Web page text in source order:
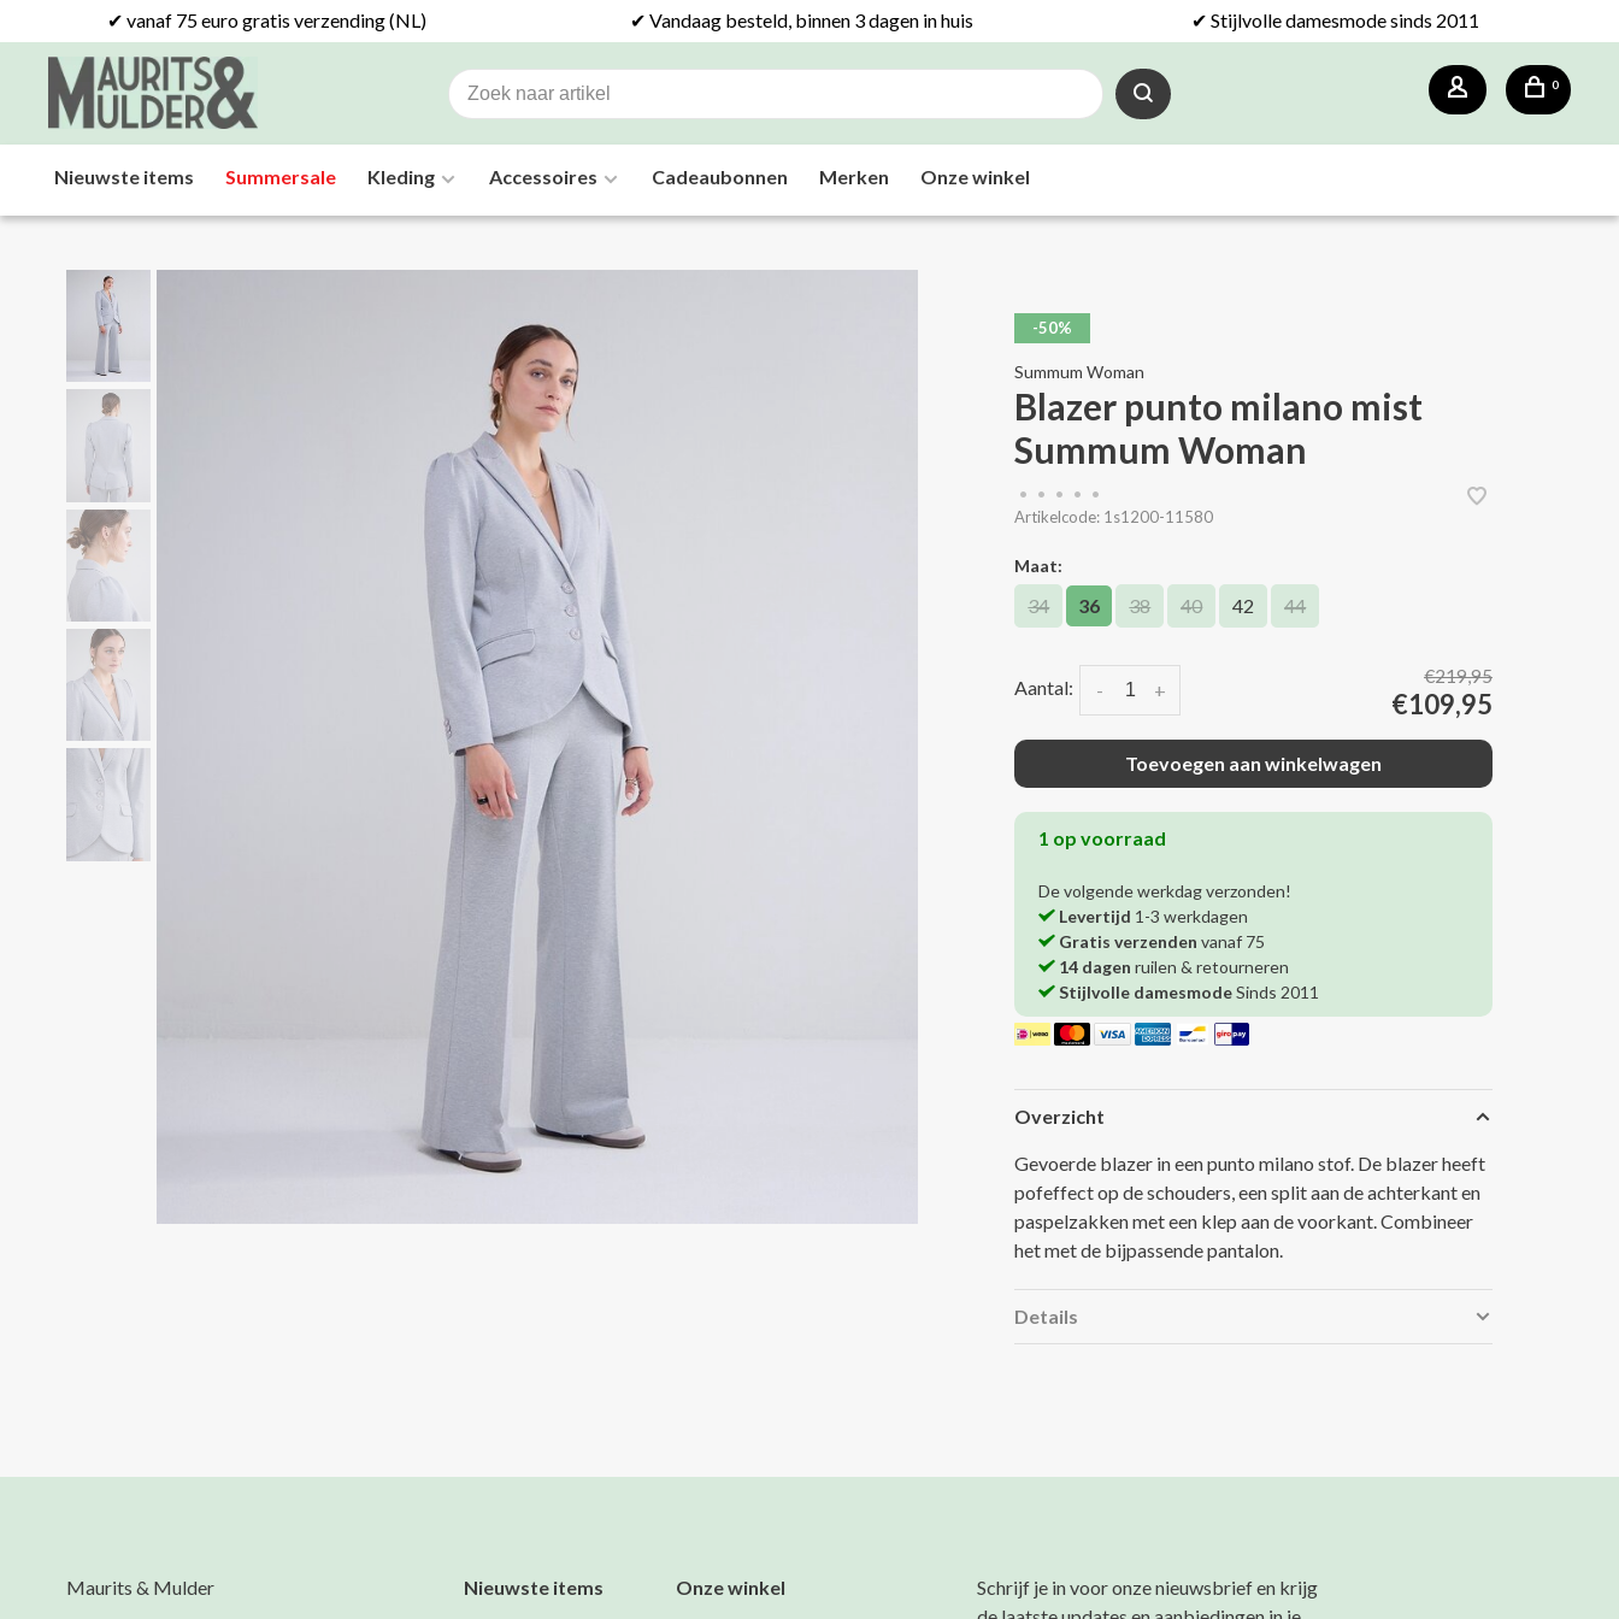
✔ vanaf 75 euro gratis verzending (NL) ✔ Vandaag besteld, binnen 3 dagen in huis ✔ Stijlvolle damesmode sinds 2011
0
Nieuwste items Summersale Kleding Accessoires Cadeaubonnen Merken Onze winkel
-50%
Summum Woman
Blazer punto milano mist
Summum Woman
• • • •
•
Artikelcode: 1s1200-11580
Maat:
34 36 38 40 42 44
Aantal: +
-
€219,95
€109,95
Toevoegen aan winkelwagen
1 op voorraad
De volgende werkdag verzonden!
Levertijd 1-3 werkdagen
Gratis verzenden vanaf 75
14 dagen ruilen & retourneren
Stijlvolle damesmodeSinds 2011
Overzicht
Gevoerde blazer in een punto milano stof. De blazer heeft
pofeffect op de schouders, een split aan de achterkant en
paspelzakken met een klep aan de voorkant. Combineer
het met de bijpassende pantalon.
Details
Maurits & Mulder
Nieuwste items
Onze winkel
Schrijf je in voor onze nieuwsbrief en krijg